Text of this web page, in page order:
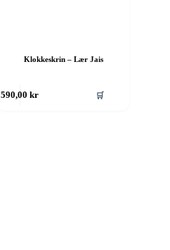
Klokkeskrin – Lær Jais
590,00kr 🛒